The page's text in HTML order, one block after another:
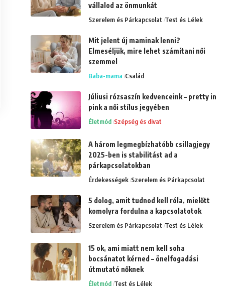
vállalod az önmunkát
Szerelem és Párkapcsolat Test és Lélek
Mit jelent új maminak lenni?
Elmeséljük, mire lehet számítani női
szemmel
Baba-mama Család
Júliusi rózsaszín kedvenceink – pretty in
pink a női stílus jegyében
Életmód Szépség és divat
A három legmegbízhatóbb csillagjegy
2025-ben is stabilitást ad a
párkapcsolatokban
Érdekességek Szerelem és Párkapcsolat
5 dolog, amit tudnod kell róla, mielőtt
komolyra fordulna a kapcsolatotok
Szerelem és Párkapcsolat Test és Lélek
15 ok, ami miatt nem kell soha
bocsánatot kérned – önelfogadási
útmutató nőknek
Életmód Test és Lélek